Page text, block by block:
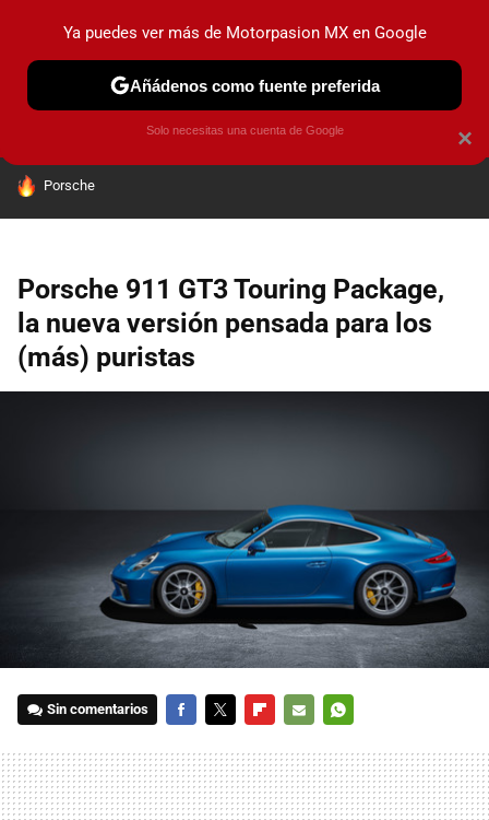
PRUEBAS INDUSTRIA HOY NO CIRCULA
HOY SE HABLA DE
Porsche
Porsche 911 GT3 Touring Package,
la nueva versión pensada para los
(más) puristas
Sin comentarios
MAIL
×
Ya puedes ver más de Motorpasion MX en Google
Añádenos como fuente preferida
Solo necesitas una cuenta de Google